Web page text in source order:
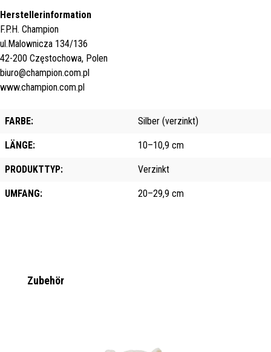
Herstellerinformation
F.P.H. Champion
ul.Malownicza 134/136
42-200 Częstochowa, Polen
biuro@champion.com.pl
www.champion.com.pl
FARBE: Silber (verzinkt)
LÄNGE: 10–10,9 cm
PRODUKTTYP: Verzinkt
UMFANG: 20–29,9 cm
Produktgalerie überspringen
Zubehör